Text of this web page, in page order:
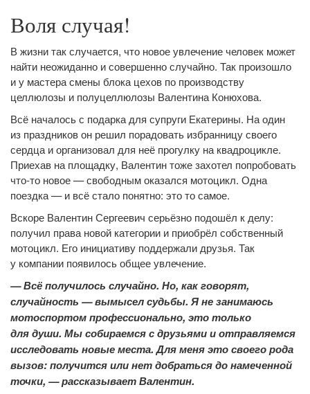
Воля случая!
В жизни так случается, что новое увлечение человек может
найти неожиданно и совершенно случайно. Так произошло
и у мастера смены блока цехов по производству
целлюлозы и полуцеллюлозы Валентина Конюхова.
Всё началось с подарка для супруги Екатерины. На один
из праздников он решил порадовать избранницу своего
сердца и организовал для неё прогулку на квадроцикле.
Приехав на площадку, Валентин тоже захотел попробовать
что-то новое — свободным оказался мотоцикл. Одна
поездка — и всё стало понятно: это то самое.
Вскоре Валентин Сергеевич серьёзно подошёл к делу:
получил права новой категории и приобрёл собственный
мотоцикл. Его инициативу поддержали друзья. Так
у компании появилось общее увлечение.
— Всё получилось случайно. Но, как говорят,
случайность — вымысел судьбы. Я не занимаюсь
мотоспортом профессионально, это только
для души. Мы собираемся с друзьями и отправляемся
исследовать новые места. Для меня это своего рода
вызов: получится или нет добраться до намеченной
точки, — рассказывает Валентин.